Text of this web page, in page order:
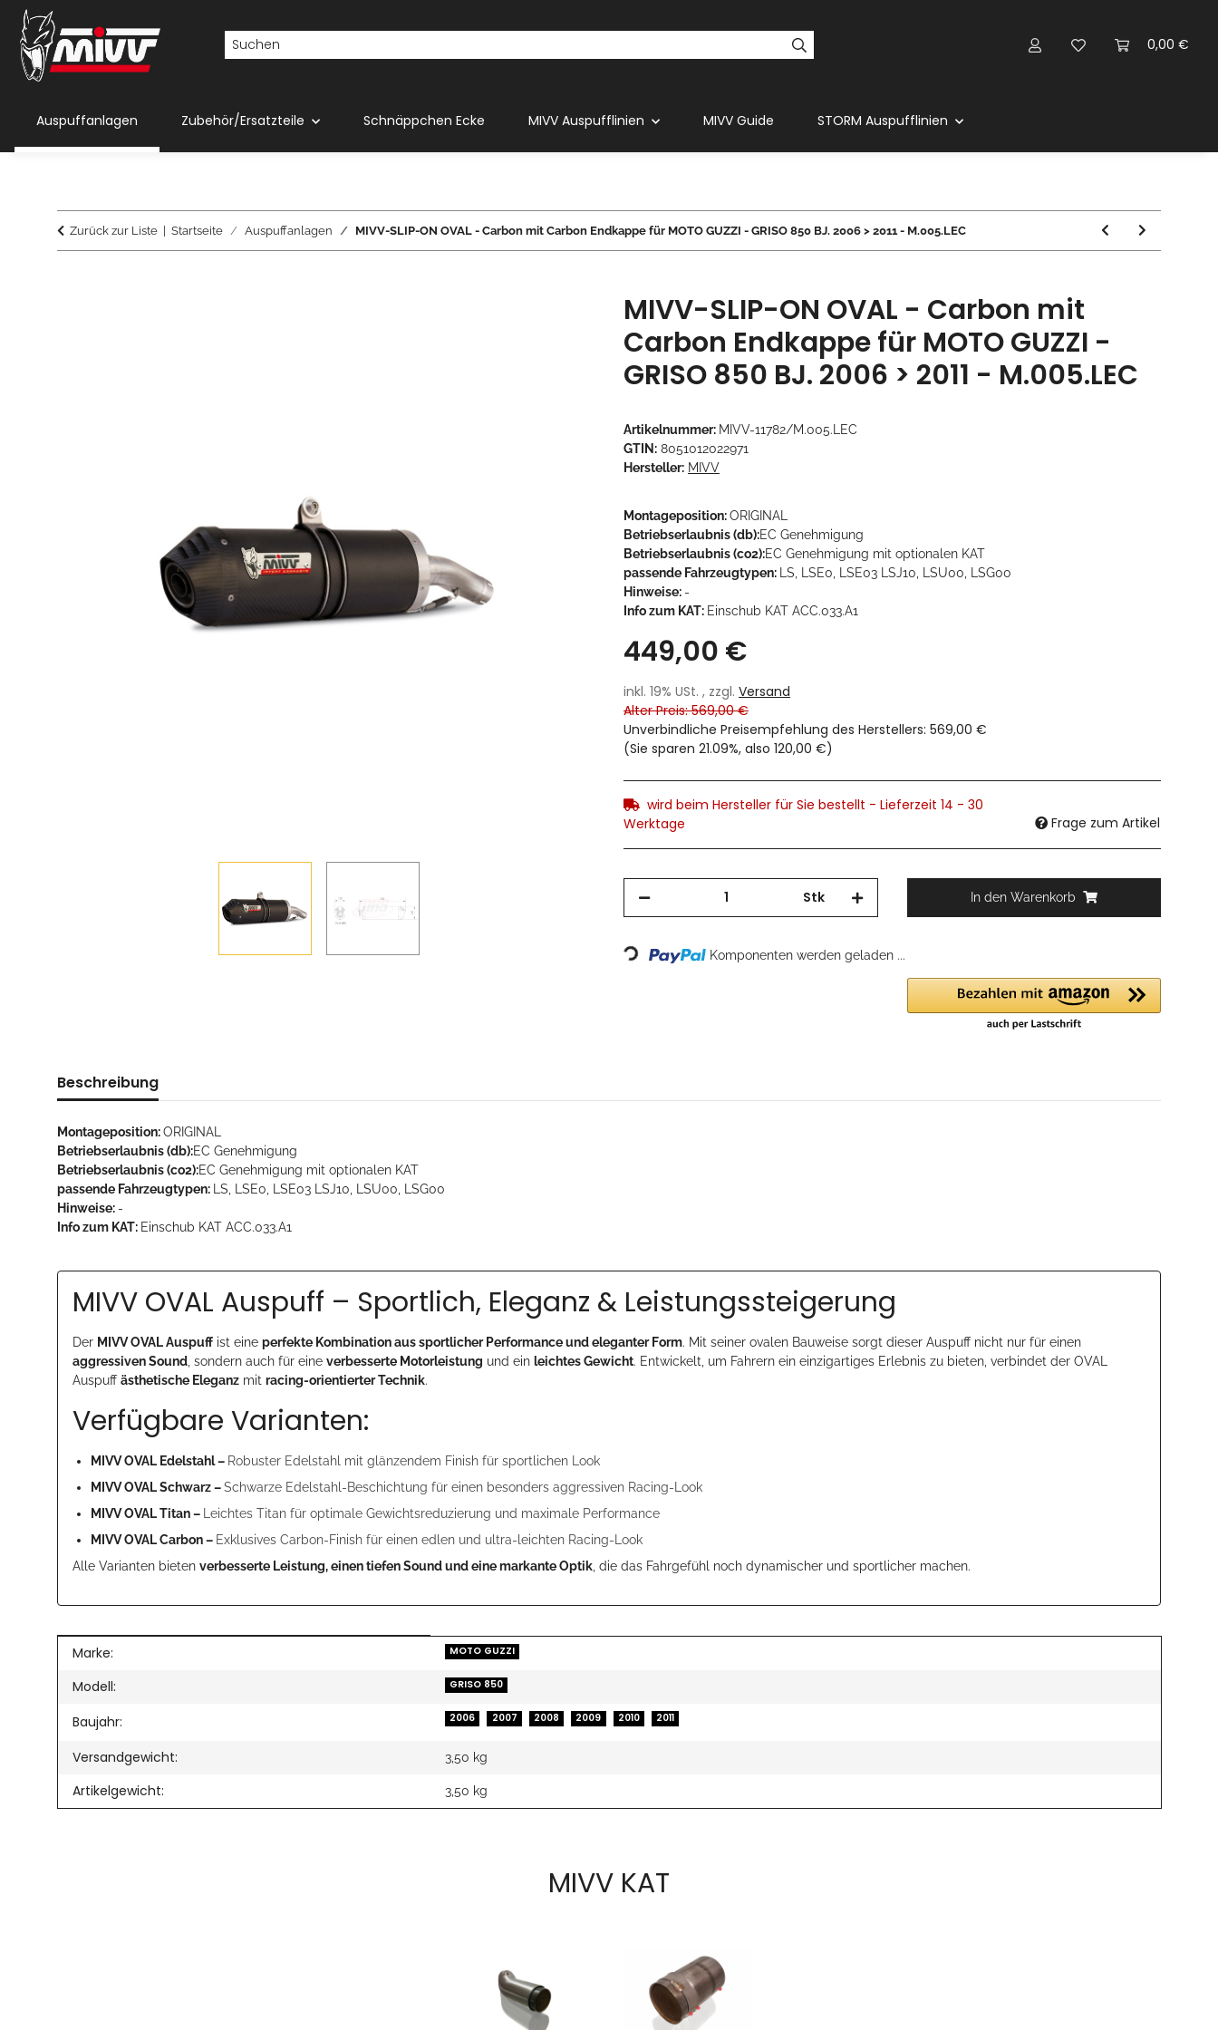
0,00 €
Auspuffanlagen Zubehör/Ersatzteile Schnäppchen Ecke MIVV Auspufflinien MIVV Guide STORM Auspufflinien
Zurück zur Liste Startseite Auspuffanlagen MIVV-SLIP-ON OVAL - Carbon mit Carbon Endkappe für MOTO GUZZI - GRISO 850 BJ. 2006 > 2011 - M.005.LEC
MIVV-SLIP-ON OVAL - Carbon mit
Carbon Endkappe für MOTO GUZZI -
GRISO 850 BJ. 2006 > 2011 - M.005.LEC
Artikelnummer: MIVV-11782/M.005.LEC
GTIN: 8051012022971
Hersteller: MIVV
Montageposition:ORIGINAL
Betriebserlaubnis (db):EC Genehmigung
Betriebserlaubnis (co2):EC Genehmigung mit optionalen KAT
passende Fahrzeugtypen: LS, LSE0, LSE03 LSJ10, LSU00, LSG00
Hinweise: -
Info zum KAT: Einschub KAT ACC.033.A1
449,00 €
inkl. 19% USt. , zzgl. Versand
Alter Preis: 569,00 €
Unverbindliche Preisempfehlung des Herstellers: 569,00 €
(Sie sparen 21.09%, also 120,00 €)
wird beim Hersteller für Sie bestellt - Lieferzeit 14 - 30
Werktage
Frage zum Artikel
Stk In den Warenkorb
Loading... Komponenten werden geladen ...
Beschreibung
Montageposition:ORIGINAL
Betriebserlaubnis (db):EC Genehmigung
Betriebserlaubnis (co2):EC Genehmigung mit optionalen KAT
passende Fahrzeugtypen: LS, LSE0, LSE03 LSJ10, LSU00, LSG00
Hinweise: -
Info zum KAT: Einschub KAT ACC.033.A1
MIVV OVAL Auspuff – Sportlich, Eleganz & Leistungssteigerung
Der MIVV OVAL Auspuff ist eine perfekte Kombination aus sportlicher Performance und eleganter Form. Mit seiner ovalen Bauweise sorgt dieser Auspuff nicht nur für einen
aggressiven Sound , sondern auch für eine verbesserte Motorleistung und ein leichtes Gewicht. Entwickelt, um Fahrern ein einzigartiges Erlebnis zu bieten, verbindet der OVAL
Auspuffästhetische Eleganz mit racing-orientierter Technik.
Verfügbare Varianten:
MIVV OVAL Edelstahl – Robuster Edelstahl mit glänzendem Finish für sportlichen Look
MIVV OVAL Schwarz –Schwarze Edelstahl-Beschichtung für einen besonders aggressiven Racing-Look
MIVV OVAL Titan – Leichtes Titan für optimale Gewichtsreduzierung und maximale Performance
MIVV OVAL Carbon – Exklusives Carbon-Finish für einen edlen und ultra-leichten Racing-Look
Alle Varianten bieten verbesserte Leistung, einen tiefen Sound und eine markante Optik , die das Fahrgefühl noch dynamischer und sportlicher machen.
Produkteigenschaft
Wert
Marke: MOTO GUZZI
Modell: GRISO 850
Baujahr: 2006 2007 2008 2009 2010 2011
Versandgewicht: 3,50 kg
Artikelgewicht: 3,50 kg
MIVV KAT